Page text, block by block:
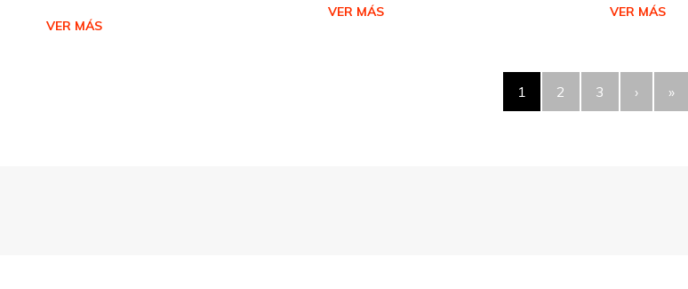
VER MÁS
VER MÁS VER MÁS
1 2 3 › »